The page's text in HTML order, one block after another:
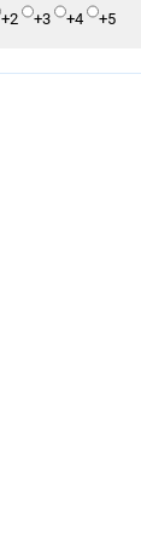
+2 +3 +4 +5